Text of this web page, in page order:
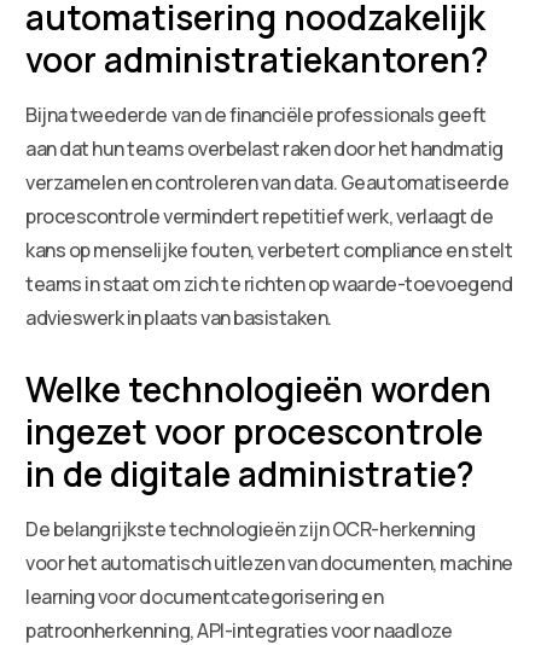
automatisering noodzakelijk
voor administratiekantoren?
Bijna tweederde van de financiële professionals geeft
aan dat hun teams overbelast raken door het handmatig
verzamelen en controleren van data. Geautomatiseerde
procescontrole vermindert repetitief werk, verlaagt de
kans op menselijke fouten, verbetert compliance en stelt
teams in staat om zich te richten op waarde-toevoegend
advieswerk in plaats van basistaken.
Welke technologieën worden
ingezet voor procescontrole
in de digitale administratie?
De belangrijkste technologieën zijn OCR-herkenning
voor het automatisch uitlezen van documenten, machine
learning voor documentcategorisering en
patroonherkenning, API-integraties voor naadloze